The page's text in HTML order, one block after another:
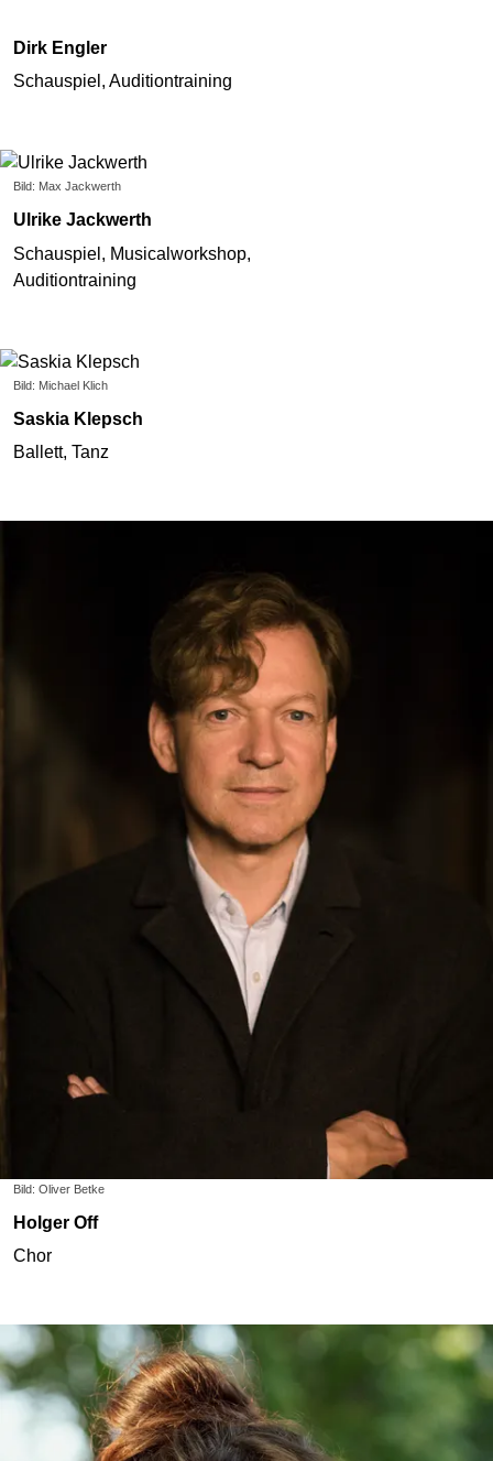
Dirk Engler
Schauspiel, Auditiontraining
Bild: Max Jackwerth
Ulrike Jackwerth
Schauspiel, Musicalworkshop,
Auditiontraining
Bild: Michael Klich
Saskia Klepsch
Ballett, Tanz
Bild: Oliver Betke
Holger Off
Chor